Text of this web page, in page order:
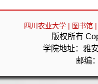
四川农业大学 | 图书馆 |
版权所有
学院地址：雅
邮编